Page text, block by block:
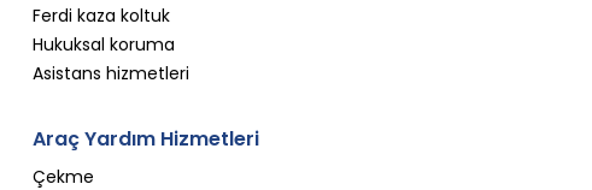
Ferdi kaza koltuk
Hukuksal koruma
Asistans hizmetleri
Araç Yardım Hizmetleri
Çekme